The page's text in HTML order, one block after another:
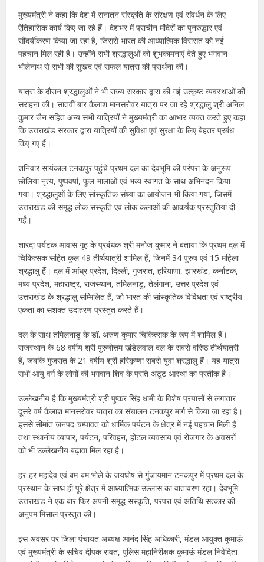
मुख्यमंत्री ने कहा कि देश में सनातन संस्कृति के संरक्षण एवं संवर्धन के लिए
ऐतिहासिक कार्य किए जा रहे हैं। देशभर में प्राचीन मंदिरों का पुनरुद्धार एवं
सौंदर्यीकरण किया जा रहा है, जिससे भारत की आध्यात्मिक विरासत को नई
पहचान मिल रही है। उन्होंने सभी श्रद्धालुओं को शुभकामनाएं देते हुए भगवान
भोलेनाथ से सभी की सुखद एवं सफल यात्रा की प्रार्थना की।
यात्रा के दौरान श्रद्धालुओं ने भी राज्य सरकार द्वारा की गई उत्कृष्ट व्यवस्थाओं की
सराहना की। सातवीं बार कैलाश मानसरोवर यात्रा पर जा रहे श्रद्धालु श्री अनिल
कुमार जैन सहित अन्य सभी यात्रियों ने मुख्यमंत्री का आभार व्यक्त करते हुए कहा
कि उत्तराखंड सरकार द्वारा यात्रियों की सुविधा एवं सुरक्षा के लिए बेहतर प्रबंध
किए गए हैं।
शनिवार सायंकाल टनकपुर पहुंचे प्रथम दल का देवभूमि की परंपरा के अनुरूप
छोलिया नृत्य, पुष्पवर्षा, फूल-मालाओं एवं भव्य स्वागत के साथ अभिनंदन किया
गया। श्रद्धालुओं के लिए सांस्कृतिक संध्या का आयोजन भी किया गया, जिसमें
उत्तराखंड की समृद्ध लोक संस्कृति एवं लोक कलाओं की आकर्षक प्रस्तुतियां दी
गईं।
शारदा पर्यटक आवास गृह के प्रबंधक श्री मनोज कुमार ने बताया कि प्रथम दल में
चिकित्सक सहित कुल 49 तीर्थयात्री शामिल हैं, जिनमें 34 पुरुष एवं 15 महिला
श्रद्धालु हैं। दल में आंध्र प्रदेश, दिल्ली, गुजरात, हरियाणा, झारखंड, कर्नाटक,
मध्य प्रदेश, महाराष्ट्र, राजस्थान, तमिलनाडु, तेलंगाना, उत्तर प्रदेश एवं
उत्तराखंड के श्रद्धालु सम्मिलित हैं, जो भारत की सांस्कृतिक विविधता एवं राष्ट्रीय
एकता का सशक्त उदाहरण प्रस्तुत करते हैं।
दल के साथ तमिलनाडु के डॉ. अरुण कुमार चिकित्सक के रूप में शामिल हैं।
राजस्थान के 68 वर्षीय श्री पुरुषोत्तम खंडेलवाल दल के सबसे वरिष्ठ तीर्थयात्री
हैं, जबकि गुजरात के 21 वर्षीय श्री हरिकृष्णा सबसे युवा श्रद्धालु हैं। यह यात्रा
सभी आयु वर्ग के लोगों की भगवान शिव के प्रति अटूट आस्था का प्रतीक है।
उल्लेखनीय है कि मुख्यमंत्री श्री पुष्कर सिंह धामी के विशेष प्रयासों से लगातार
दूसरे वर्ष कैलाश मानसरोवर यात्रा का संचालन टनकपुर मार्ग से किया जा रहा है।
इससे सीमांत जनपद चम्पावत को धार्मिक पर्यटन के क्षेत्र में नई पहचान मिली है
तथा स्थानीय व्यापार, पर्यटन, परिवहन, होटल व्यवसाय एवं रोजगार के अवसरों
को भी उल्लेखनीय बढ़ावा मिल रहा है।
हर-हर महादेव एवं बम-बम भोले के जयघोष से गुंजायमान टनकपुर में प्रथम दल के
प्रस्थान के साथ ही पूरे क्षेत्र में आध्यात्मिक उल्लास का वातावरण रहा। देवभूमि
उत्तराखंड ने एक बार फिर अपनी समृद्ध संस्कृति, परंपरा एवं अतिथि सत्कार की
अनुपम मिसाल प्रस्तुत की।
इस अवसर पर जिला पंचायत अध्यक्ष आनंद सिंह अधिकारी, मंडल आयुक्त कुमाऊं
एवं मुख्यमंत्री के सचिव दीपक रावत, पुलिस महानिरीक्षक कुमाऊं मंडल निवेदिता